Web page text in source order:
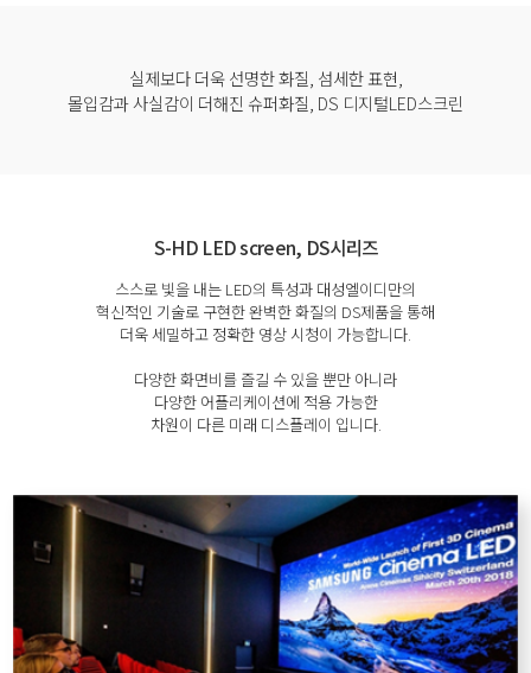
실제보다 더욱 선명한 화질, 섬세한 표현,
몰입감과 사실감이 더해진 슈퍼화질, DS 디지털LED스크린
S-HD LED screen, DS시리즈
스스로 빛을 내는 LED의 특성과 대성엘이디만의
혁신적인 기술로 구현한 완벽한 화질의 DS제품을 통해
더욱 세밀하고 정확한 영상 시청이 가능합니다.
다양한 화면비를 즐길 수 있을 뿐만 아니라
다양한 어플리케이션에 적용 가능한
차원이 다른 미래 디스플레이 입니다.